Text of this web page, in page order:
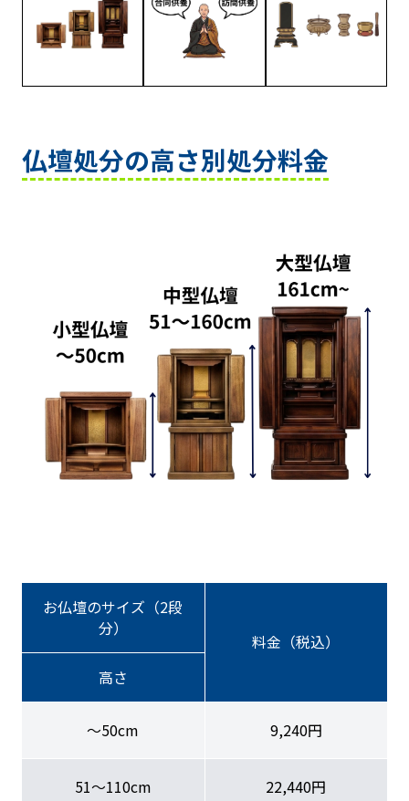
仏壇処分の高さ別処分料金
お仏壇のサイズ（2段
分）
料金（税込）
高さ
〜50cm 9,240円
51〜110cm 22,440円